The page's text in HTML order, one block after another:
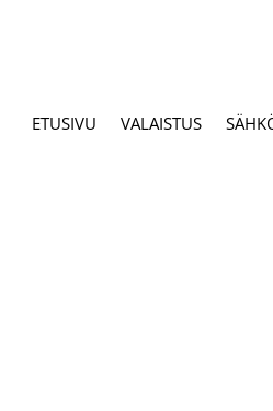
ETUSIVU VALAISTUS